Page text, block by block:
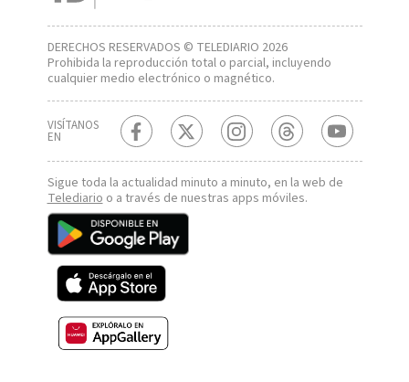
DERECHOS RESERVADOS © TELEDIARIO 2026
Prohibida la reproducción total o parcial, incluyendo
cualquier medio electrónico o magnético.
VISÍTANOS
EN
Sigue toda la actualidad minuto a minuto, en la web de
Telediarioo a través de nuestras apps móviles.